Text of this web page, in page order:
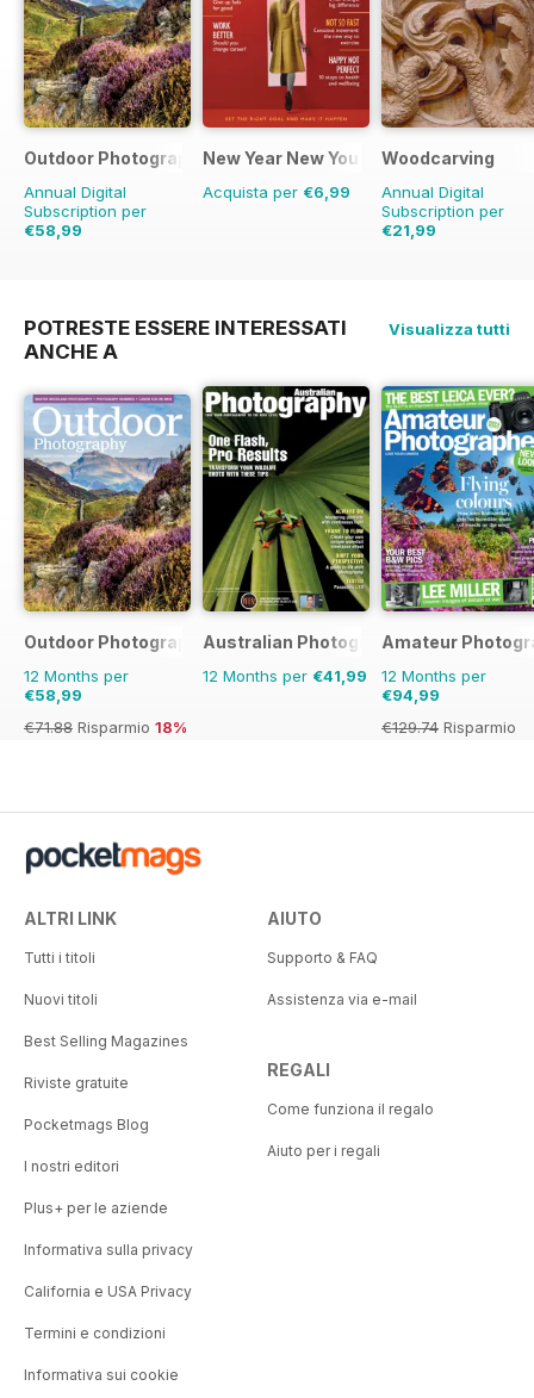
Outdoor Photography
Annual Digital
Subscription per
€58,99
New Year New You
Acquista per €6,99
Woodcarving
Annual Digital
Subscription per
€21,99
POTRESTE ESSERE INTERESSATI
ANCHE A
Visualizza tutti
Outdoor Photography
12 Months per
€58,99
€71.88 Risparmio 18%
Australian Photography
12 Months per €41,99
Amateur
12 Months per
€94,99
€129.74 Risparmio
ALTRI LINK
Tutti i titoli
Nuovi titoli
Best Selling Magazines
Riviste gratuite
Pocketmags Blog
I nostri editori
Plus+ per le aziende
Informativa sulla privacy
California e USA Privacy
Termini e condizioni
Informativa sui cookie
AIUTO
Supporto & FAQ
Assistenza via e-mail
REGALI
Come funziona il regalo
Aiuto per i regali